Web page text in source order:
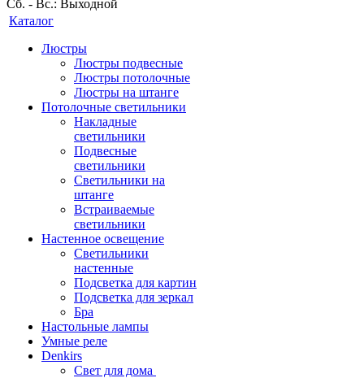
Сб. - Вс.: Выходной
Каталог
Люстры
Люстры подвесные
Люстры потолочные
Люстры на штанге
Потолочные светильники
Накладные
светильники
Подвесные
светильники
Светильники на
штанге
Встраиваемые
светильники
Настенное освещение
Светильники
настенные
Подсветка для картин
Подсветка для зеркал
Бра
Настольные лампы
Умные реле
Denkirs
Свет для дома